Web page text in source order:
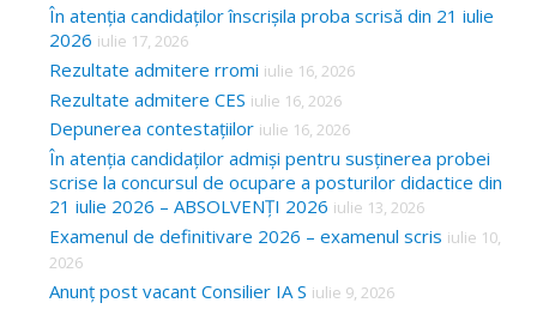
În atenția candidaților înscrișila proba scrisă din 21 iulie
2026 iulie 17, 2026
Rezultate admitere rromi iulie 16, 2026
Rezultate admitere CES iulie 16, 2026
Depunerea contestațiilor iulie 16, 2026
În atenția candidaților admiși pentru susținerea probei
scrise la concursul de ocupare a posturilor didactice din
21 iulie 2026 – ABSOLVENȚI 2026 iulie 13, 2026
Examenul de definitivare 2026 – examenul scris iulie 10,
2026
Anunț post vacant Consilier IA S iulie 9, 2026